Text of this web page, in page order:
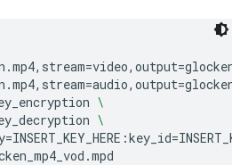
=video,output=
=audio,output=
\
\
=INSERT_KEY_HERE:key_id=